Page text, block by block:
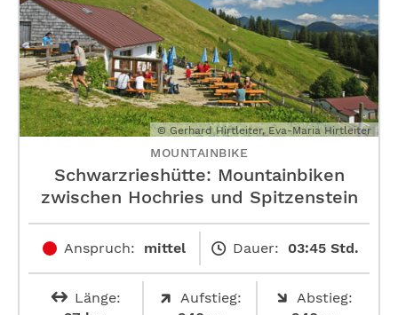
© Gerhard Hirtleiter, Eva-Maria Hirtleiter
MOUNTAINBIKE
Schwarzrieshütte: Mountainbiken
zwischen Hochries und Spitzenstein
Anspruch: mittel Dauer: 03:45 Std.
Länge:
Aufstieg:
Abstieg: